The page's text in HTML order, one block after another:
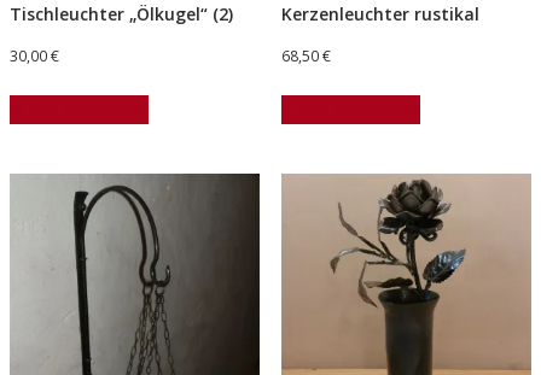
Tischleuchter „Ölkugel“ (2)
30,00€
Kerzenleuchter rustikal
68,50€